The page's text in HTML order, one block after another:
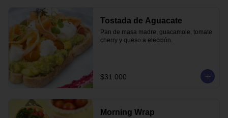
Tostada de Aguacate
Pan de masa madre, guacamole, tomate
cherry y queso a elección.
$31.000
Morning Wrap